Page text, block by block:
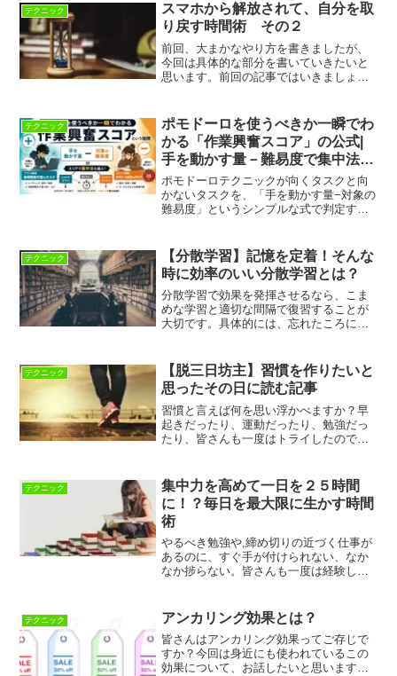
テクニック
スマホから解放されて、自分を取
り戻す時間術 その２
前回、大まかなやり方を書きましたが、
今回は具体的な部分を書いていきたいと
思います。前回の記事ではいきましょ
す。人間が極限の集中力を発揮するに
は、60分以上が必要で、9...
テクニック
ポモドーロを使うべきか一瞬でわ
かる「作業興奮スコア」の公式|
手を動かす量－難易度で集中法を
選ぶ
ポモドーロテクニックが向くタスクと向
かないタスクを、「手を動かす量−対象の
難易度」というシンプルな式で判定する
由と、実践的な使い分けフローを紹介し
ます。
テクニック
【分散学習】記憶を定着！そんな
時に効率のいい分散学習とは？
分散学習で効果を発揮させるなら、こま
めな学習と適切な間隔で復習することが
大切です。具体的には、忘れたころに復
たらいいのか？注意点を交えてご紹介し
ます。
テクニック
【脱三日坊主】習慣を作りたいと
思ったその日に読む記事
習慣と言えば何を思い浮かべますか？早
起きだったり、運動だったり、勉強だっ
たり、皆さんも一度はトライしたのでは
戻ってしまう。しかし、なりたい自分に
なるためには、この習慣化...
テクニック
集中力を高めて一日を２５時間
に！？毎日を最大限に生かす時間
術
やるべき勉強や,締め切りの近づく仕事が
あるのに、すぐ手が付けられない、なか
なか捗らない。皆さんも一度は経験した
んでいない現状を見ると、不安や焦りを
感じますよね？そこで今回...
テクニック アンカリング効果とは？
皆さんはアンカリング効果ってご存じで
すか？今回は身近にも使われているこの
効果について、お話したいと思います。